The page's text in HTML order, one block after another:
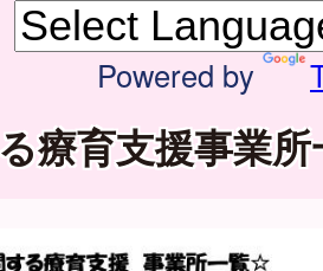
Powered by
療育支援事業所